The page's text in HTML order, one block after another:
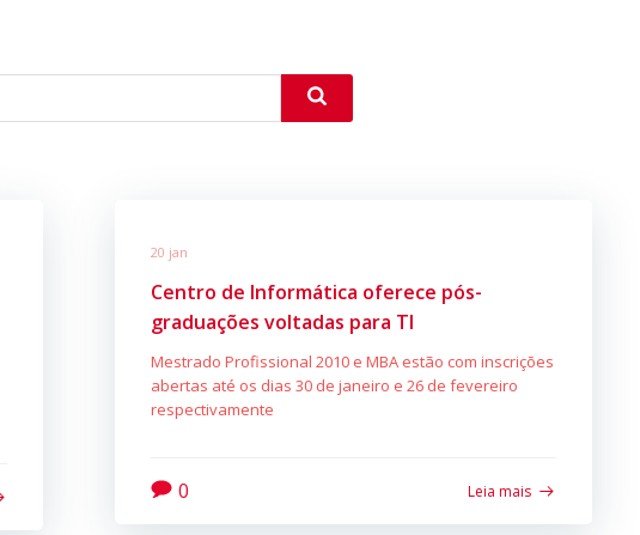
20 jan
Centro de Informática oferece pós-
graduações voltadas para TI
Mestrado Profissional 2010 e MBA estão com inscrições
abertas até os dias 30 de janeiro e 26 de fevereiro
respectivamente
0 Leia mais